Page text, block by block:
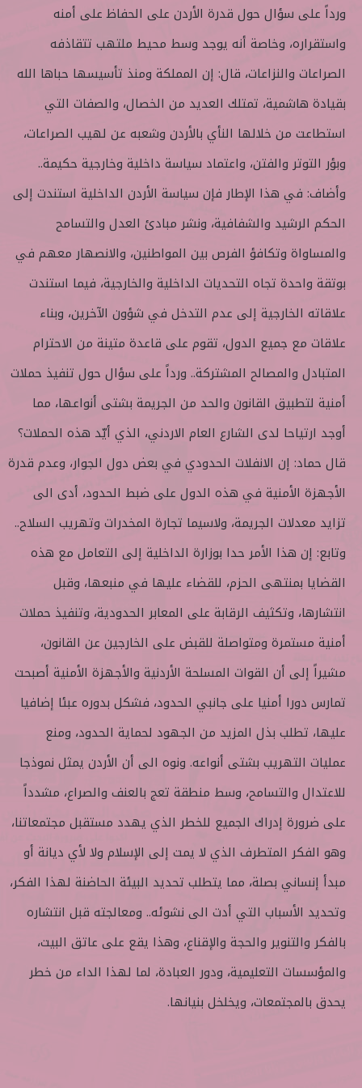
ورداً على سؤال حول قدرة الأردن على الحفاظ على أمنه
واستقراره، وخاصة أنه يوجد وسط محيط ملتهب تتقاذفه
الصراعات والنزاعات، قال: إن المملكة ومنذ تأسيسها حباها الله
بقيادة هاشمية، تمتلك العديد من الخصال، والصفات التي
استطاعت من خلالها النأي بالأردن وشعبه عن لهيب الصراعات،
وبؤر التوتر والفتن، واعتماد سياسة داخلية وخارجية حكيمة..
وأضاف: في هذا الإطار فإن سياسة الأردن الداخلية استندت إلى
الحكم الرشيد والشفافية، ونشر مبادئ العدل والتسامح
والمساواة وتكافؤ الفرص بين المواطنين، والانصهار معهم في
بوتقة واحدة تجاه التحديات الداخلية والخارجية، فيما استندت
علاقاته الخارجية إلى عدم التدخل في شؤون الآخرين، وبناء
علاقات مع جميع الدول، تقوم على قاعدة متينة من الاحترام
المتبادل والمصالح المشتركة.. ورداً على سؤال حول تنفيذ حملات
أمنية لتطبيق القانون والحد من الجريمة بشتى أنواعها، مما
أوجد ارتياحا لدى الشارع العام الاردني، الذي أيّد هذه الحملات؟
قال حماد: إن الانفلات الحدودي في بعض دول الجوار، وعدم قدرة
الأجهزة الأمنية في هذه الدول على ضبط الحدود، أدى الى
تزايد معدلات الجريمة، ولاسيما تجارة المخدرات وتهريب السلاح..
وتابع: إن هذا الأمر حدا بوزارة الداخلية إلى التعامل مع هذه
القضايا بمنتهى الحزم، للقضاء عليها في منبعها، وقبل
انتشارها، وتكثيف الرقابة على المعابر الحدودية، وتنفيذ حملات
أمنية مستمرة ومتواصلة للقبض على الخارجين عن القانون،
مشيراً إلى أن القوات المسلحة الأردنية والأجهزة الأمنية أصبحت
تمارس دورا أمنيا على جانبي الحدود، فشكل بدوره عبئا إضافيا
عليها، تطلب بذل المزيد من الجهود لحماية الحدود، ومنع
عمليات التهريب بشتى أنواعه. ونوه الى أن الأردن يمثل نموذجا
للاعتدال والتسامح، وسط منطقة تعج بالعنف والصراع، مشدداً
على ضرورة إدراك الجميع للخطر الذي يهدد مستقبل مجتمعاتنا،
وهو الفكر المتطرف الذي لا يمت إلى الإسلام ولا لأي ديانة أو
مبدأ إنساني بصلة، مما يتطلب تحديد البيئة الحاضنة لهذا الفكر،
وتحديد الأسباب التي أدت الى نشوئه.. ومعالجته قبل انتشاره
بالفكر والتنوير والحجة والإقناع، وهذا يقع على عاتق البيت،
والمؤسسات التعليمية، ودور العبادة، لما لهذا الداء من خطر
يحدق بالمجتمعات، ويخلخل بنيانها.